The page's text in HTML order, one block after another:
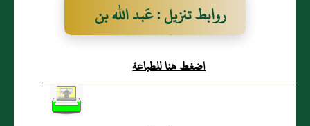
روابط تنزيل : عَبد الله بن
مساحق قوله
اضغط هنا للطباعة